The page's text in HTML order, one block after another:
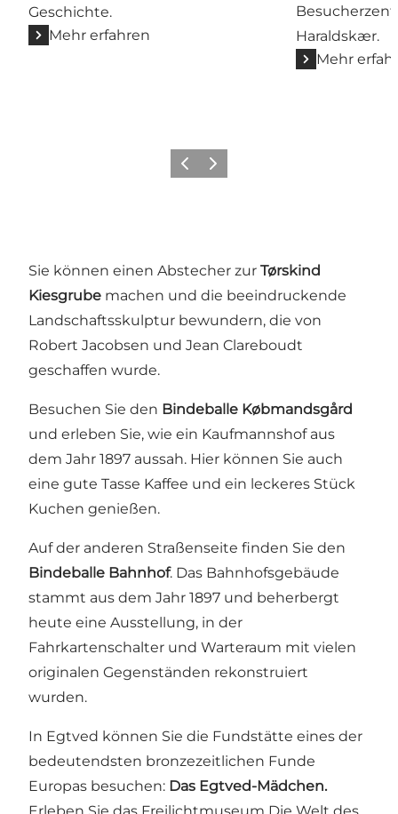
Geschichte.
Mehr erfahren
Haraldskær.
Mehr
ZurückWeiter
Sie können einen Abstecher zur Tørskind
Kiesgrube machen und die beeindruckende
Landschaftsskulptur bewundern, die von
Robert Jacobsen und Jean Clareboudt
geschaffen wurde.
Besuchen Sie den Bindeballe Købmandsgård
und erleben Sie, wie ein Kaufmannshof aus
dem Jahr 1897 aussah. Hier können Sie auch
eine gute Tasse Kaffee und ein leckeres Stück
Kuchen genießen.
Auf der anderen Straßenseite finden Sie den
Bindeballe Bahnhof. Das Bahnhofsgebäude
stammt aus dem Jahr 1897 und beherbergt
heute eine Ausstellung, in der
Fahrkartenschalter und Warteraum mit vielen
originalen Gegenständen rekonstruiert
wurden.
In Egtved können Sie die Fundstätte eines der
bedeutendsten bronzezeitlichen Funde
Europas besuchen: Das Egtved-Mädchen.